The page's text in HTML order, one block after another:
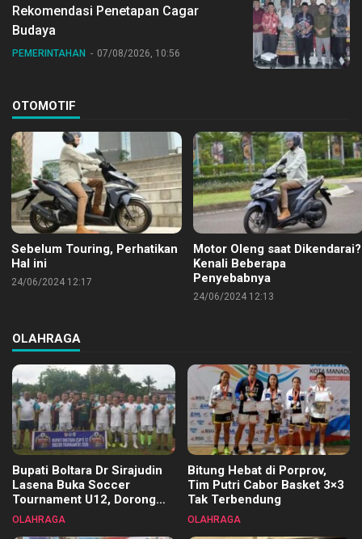
Rekomendasi Penetapan Cagar
Budaya
PEMERINTAHAN 07/08/2026, 10:56
OTOMOTIF
Sebelum Touring, Perhatikan
Hal ini
24/06/2024 12:17
Motor Oleng saat Dikendarai?
Kenali Beberapa
Penyebabnya
24/06/2024 12:13
OLAHRAGA
Bupati Boltara Dr Sirajudin
Lasena Buka Soccer
Tournament U12, Dorong
Pembinaan Merata di Setiap
OLAHRAGA
Bitung Hebat di Porprov,
Tim Putri Cabor Basket 3×3
Tak Terbendung
OLAHRAGA